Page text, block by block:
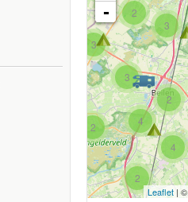
3
3
2
2
4
2
3
4
2
-
Leaflet | ©